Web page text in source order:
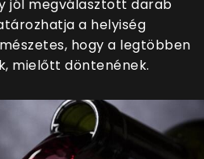
jól megválasztott darab
a helyiség
hogy a legtöbben
mielőtt döntenének.